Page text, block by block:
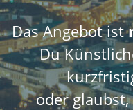
Das Angebot ist
Du
oder